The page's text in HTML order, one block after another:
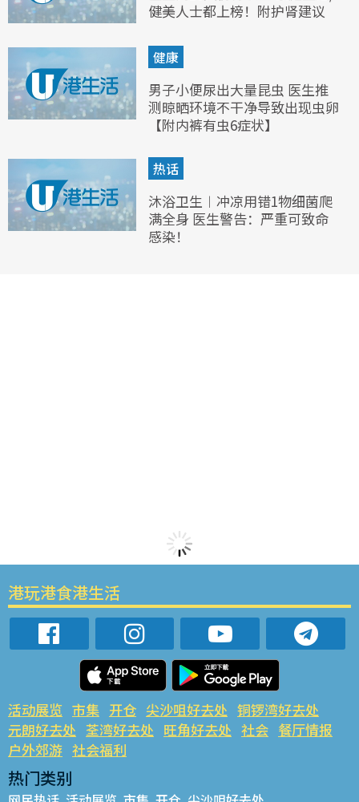
健美人士都上榜！附护肾建议
健康
男子小便尿出大量昆虫 医生推
测晾晒环境不干净导致出现虫卵
【附内裤有虫6症状】
热话
沐浴卫生︱冲凉用错1物细菌爬
满全身 医生警告：严重可致命
感染！
港玩港食港生活
活动展览 市集 开仓 尖沙咀好去处 铜锣湾好去处
元朗好去处 荃湾好去处 旺角好去处 社会 餐厅情报
户外郊游 社会福利
热门类别